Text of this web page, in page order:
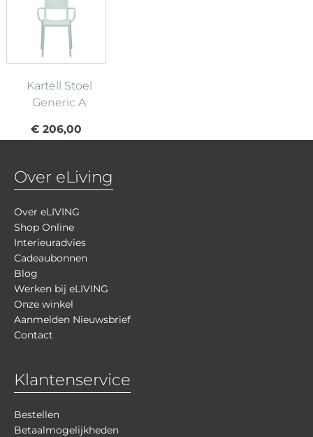
Kartell Stoel
Generic A
€ 206,00
Over eLiving
Over eLIVING
Shop Online
Interieuradvies
Cadeaubonnen
Blog
Werken bij eLIVING
Onze winkel
Aanmelden Nieuwsbrief
Contact
Klantenservice
Bestellen
Betaalmogelijkheden